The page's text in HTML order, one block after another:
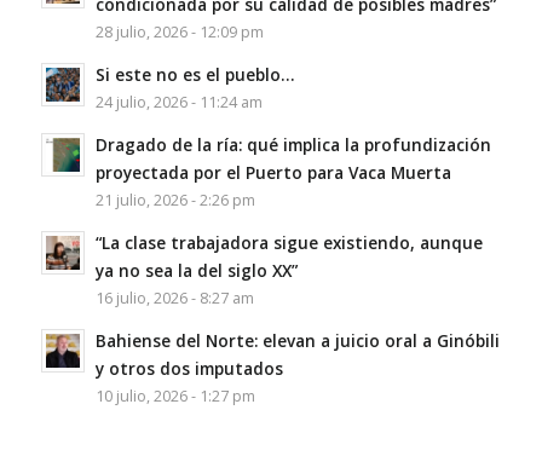
28 julio, 2026 - 12:09 pm
Si este no es el pueblo…
24 julio, 2026 - 11:24 am
Dragado de la ría: qué implica la profundización
proyectada por el Puerto para Vaca Muerta
21 julio, 2026 - 2:26 pm
“La clase trabajadora sigue existiendo, aunque
ya no sea la del siglo XX”
16 julio, 2026 - 8:27 am
Bahiense del Norte: elevan a juicio oral a Ginóbili
y otros dos imputados
10 julio, 2026 - 1:27 pm